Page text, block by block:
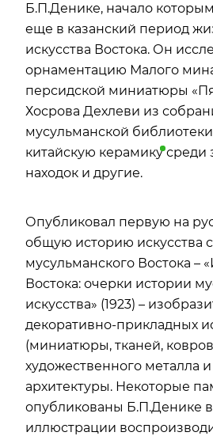
Б.П.Денике, начало
еще в казанский период
искусства Востока. Он
орнаментацию Малого
персидской миниатюры
Хосрова Дехлеви из
мусульманской
китайскую керамикусреди
находок и другие.
Опубликовал первую на
общую историю искусства
мусульманского Востока –
Востока: очерки истории
искусства» (1923) –
декоративно-прикладных
(миниатюры, тканей,
художественного металла
архитектуры. Некоторые
опубликованы Б.П.Денике
иллюстрации